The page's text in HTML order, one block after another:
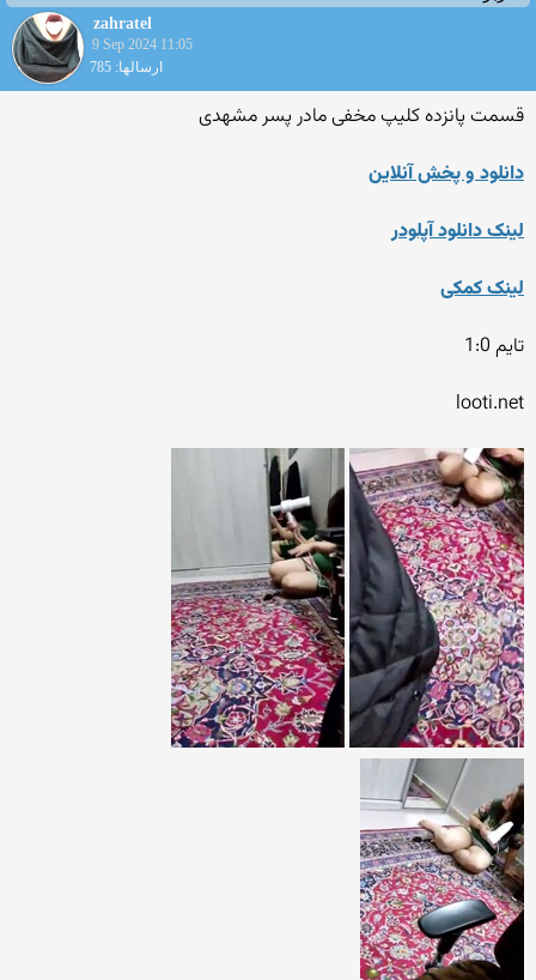
zahratel
9 Sep 2024 11:05
ارسالها: 785
قسمت پانزده کلیپ مخفی مادر پسر مشهدی
دانلود و پخش آنلاین
لینک دانلود آپلودر
لینک کمکی
تایم 1:0
looti.net